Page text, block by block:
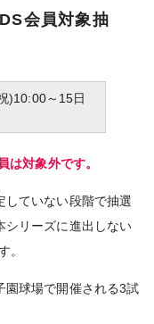
会員対象抽
)10:00～15日
対象外です。
していない段階で抽選
シリーズに進出しない
。
球場で開催される3試